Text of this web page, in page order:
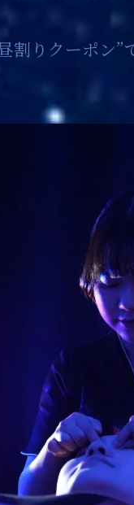
割りクーポン”